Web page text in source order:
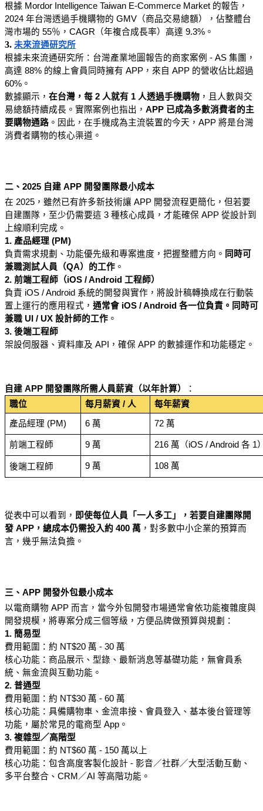
根據 Mordor Intelligence Taiwan E-Commerce Market 的報告，
2024 年台灣透過手機購物的 GMV（商品交易總額），佔整體台
灣市場的 55％，CAGR（年複合成長率）高達 9.3%。
3. 未來流通研究所
根據未來流通研究所：台灣產業地圖報告的商家案例 - AS 集團，
高達 88% 的線上會員同時擁有 APP，來自 APP 的營收佔比超過
60%。
數據顯示， 在台灣，每 2 人就有 1 人透過手機購物 ，且人數與交
易總額持續成長。實際案例也指出， APP 已成為多數消費者的主
要購物通路 。因此，在手機成為主流裝置的今天，APP 將是台灣
消費者購物的核心渠道。
二、2025 自建 APP 開發團隊最小成本
在 2025，雖然已有許多新技術讓 APP 開發流程更簡化，但若要
自建團隊，至少仍需要這 3 種核心成員，才能確保 APP 從設計到
上線順利完成。
1. 產品經理 (PM)
負責需求規劃、功能優先級和專案進度，把握整體方向。 同時可
兼職測試人員（QA）的工作 。
2. 前端工程師（iOS / Android 工程師）
負責 iOS / Android 系統的開發與實作，將設計稿轉換成在行動裝
置上運行的應用程式， 通常會 iOS / Android 各一位負責。同時可
兼職 UI / UX 設計師的工作 。
3. 後端工程師
架設伺服器、資料庫及 API，確保 APP 的數據運作和功能穩定。
自建 APP 開發團隊所需人員薪資（以年計算）
：
職位
每月薪資 / 人 每年薪資
產品經理 (PM) 6 萬 72 萬
前端工程師 9 萬 216 萬（iOS / Android 各 1
後端工程師 9 萬 108 萬
從表中可以看到， 即使每位人員「一人多工」，若要自建團隊開
發 APP，總成本仍需投入約 400 萬 ，對多數中小企業的預算而
言，幾乎無法負擔。
三、APP 開發外包最小成本
以電商購物 APP 而言，當今外包開發市場通常會依功能複雜度與
開發規模，將專案分成三個等級，方便品牌做預算與規劃：
1. 簡易型
費用範圍：約 NT$20 萬 - 30 萬
核心功能：商品展示、型錄、最新消息等基礎功能，無會員系
統、無金流與互動功能。
2. 普通型
費用範圍：約 NT$30 萬 - 60 萬
核心功能：具備購物車、金流串接、會員登入、基本後台管理等
功能，屬於常見的電商型 App。
3. 複雜型／高階型
費用範圍：約 NT$60 萬 - 150 萬以上
核心功能：包含高度客製化設計 - 影音／社群／大型活動互動、
多平台整合、CRM／AI 等高階功能。